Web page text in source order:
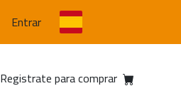
Entrar
Registrate para comprar